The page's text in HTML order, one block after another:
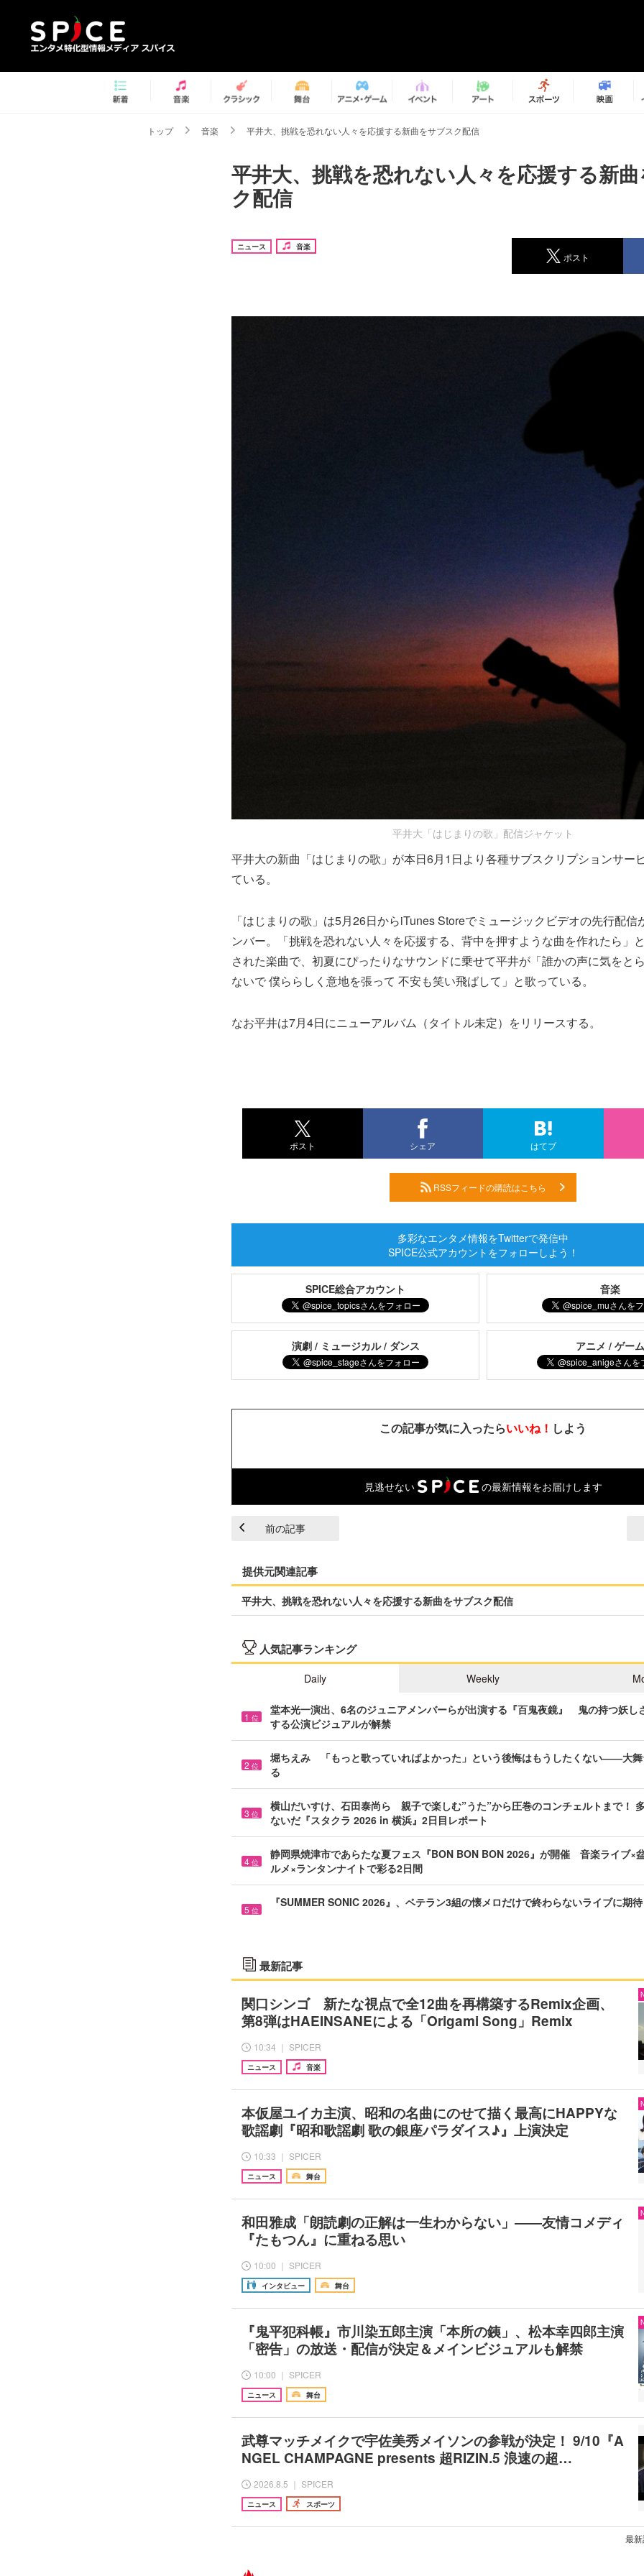
トップ 音楽 平井大、挑戦を恐れない人々を応援する新曲をサブスク配信
平井大、挑戦を恐れない人々を応援する新
ク配信
ニュース 音楽
ポスト
平井大「はじまりの歌」配信ジャケット
平井大の新曲「はじまりの歌」が本日6月1日より各種サブスクリプションサー
ている。
「はじまりの歌」は5月26日からiTunes Storeでミュージックビデオの先行配信
ンバー。「挑戦を恐れない人々を応援する、背中を押すような曲を作れたら」
された楽曲で、初夏にぴったりなサウンドに乗せて平井が「誰かの声に気をと
ないで 僕ららしく意地を張って 不安も笑い飛ばして」と歌っている。
なお平井は7月4日にニューアルバム（タイトル未定）をリリースする。
ポスト シェア はてブ
RSSフィードの購読はこちら
多彩なエンタメ情報をTwitterで発信中
SPICE公式アカウントをフォローしよう！
SPICE総合アカウント 音楽
演劇 / ミュージカル / ダンス アニメ / ゲー
この記事が気に入ったらいいね！ しよう
見逃せない の最新情報をお届けします
前の記事
提供元関連記事
平井大、挑戦を恐れない人々を応援する新曲をサブスク配信
人気記事ランキング
Daily Weekly
1 位
堂本光一演出、6名のジュニアメンバーらが出演する『百鬼夜鏡』 鬼の持つ妖し
する公演ビジュアルが解禁
2 位
堀ちえみ 「もっと歌っていればよかった」という後悔はもうしたくない――大舞
る
3 位
横山だいすけ、石田泰尚ら 親子で楽しむ”うた”から圧巻のコンチェルトまで！
ないだ『スタクラ 2026 in 横浜』2日目レポート
4 位
静岡県焼津市であらたな夏フェス『BON BON BON 2026』が開催 音楽ライブ×
ルメ×ランタンナイトで彩る2日間
5 位
『SUMMER SONIC 2026』、ベテラン3組の懐メロだけで終わらないライブに期待
最新記事
関口シンゴ 新たな視点で全12曲を再構築するRemix企画、
第8弾はHAEINSANEによる「Origami Song」Remix
10:34 ｜ SPICER
ニュース 音楽
本仮屋ユイカ主演、昭和の名曲にのせて描く最高にHAPPYな
歌謡劇『昭和歌謡劇 歌の銀座パラダイス♪』上演決定
10:33 ｜ SPICER
ニュース 舞台
和田雅成「朗読劇の正解は一生わからない」――友情コメディ
『たもつん』に重ねる思い
10:00 ｜ SPICER
インタビュー 舞台
『鬼平犯科帳』市川染五郎主演「本所の銕」、松本幸四郎主演
「密告」の放送・配信が決定＆メインビジュアルも解禁
10:00 ｜ SPICER
ニュース 舞台
武尊マッチメイクで宇佐美秀メイソンの参戦が決定！ 9/10『A
NGEL CHAMPAGNE presents 超RIZIN.5 浪速の超…
2026.8.5 ｜ SPICER
ニュース スポーツ
最